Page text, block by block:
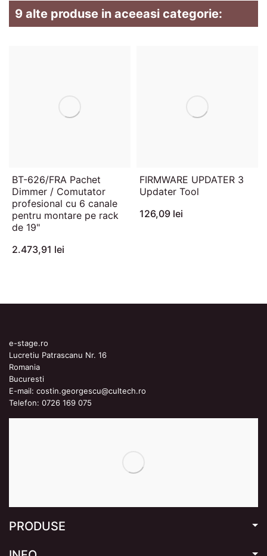
9 alte produse in aceeasi categorie:
BT-626/FRA Pachet
Dimmer / Comutator
profesional cu 6 canale
pentru montare pe rack
de 19"
2.473,91 lei
FIRMWARE UPDATER 3
Updater Tool
126,09 lei
e-stage.ro
Lucretiu Patrascanu Nr. 16
Romania
Bucuresti
E-mail: costin.georgescu@cultech.ro
Telefon: 0726 169 075
PRODUSE